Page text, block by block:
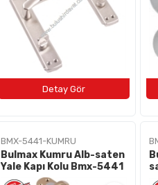
BMX-5441-KUMRU
Bulmax Kumru Alb-saten
Yale Kapı Kolu Bmx-5441